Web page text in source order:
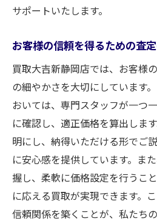
サポートいたします。
お客様の信頼を得るための査
買取大吉新静岡店では、お客様
の細やかさを大切にしています
おいては、専門スタッフが一つ
に確認し、適正価格を算出しま
明にし、納得いただける形でご
に安心感を提供しています。ま
握し、柔軟に価格設定を行うこ
に応える買取が実現できます。
信頼関係を築くことが、私たち